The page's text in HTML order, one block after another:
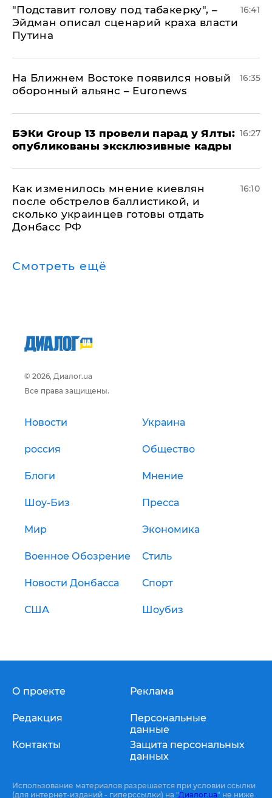
​"Подставит голову под табакерку", –
Эйдман описал сценарий краха власти
Путина
16:41
На Ближнем Востоке появился новый
оборонный альянс – Euronews
16:35
​БЭКи Group 13 провели парад у Ялты:
опубликованы эксклюзивные кадры
16:27
Как изменилось мнение киевлян
после обстрелов баллистикой, и
сколько украинцев готовы отдать
Донбасс РФ
16:10
Смотреть ещё
© 2026, Диалог.ua
Все права защищены.
Новости Украина
россия Общество
Блоги Мнение
Шоу-Биз Пресса
Мир Экономика
Военное Обозрение Стиль
Новости Донбасса Спорт
США Шоубиз
О проекте
Редакция
Контакты
Реклама
Персональные
данные
Защита персональных
данных
Использование материалов разрешается при условии ссылки
(для интернет-изданий - гиперссылки) на "Диалог.ua" не ниже